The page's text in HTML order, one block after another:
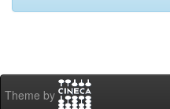
Theme by